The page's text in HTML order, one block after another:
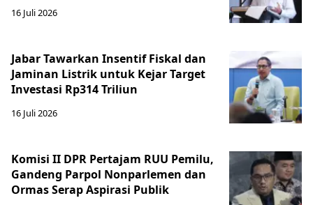
16 Juli 2026
Jabar Tawarkan Insentif Fiskal dan
Jaminan Listrik untuk Kejar Target
Investasi Rp314 Triliun
16 Juli 2026
Komisi II DPR Pertajam RUU Pemilu,
Gandeng Parpol Nonparlemen dan
Ormas Serap Aspirasi Publik